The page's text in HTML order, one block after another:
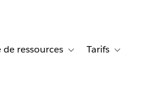
de cas for Solutions
de ressources Toggle sub-navigation for
Tarifs Toggle sub-